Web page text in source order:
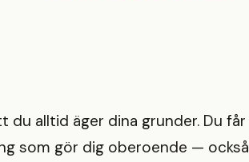
alltid äger dina grunder. Du får
som gör dig oberoende — också